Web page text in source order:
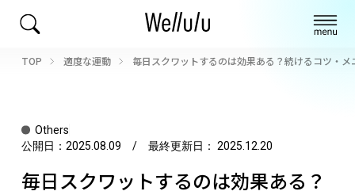
TOP 適度な運動 毎日スクワットするのは効果ある？続けるコツ・
Others
公開日： 2025.08.09 / 最終更新日： 2025.12.20
毎日スクワットするのは効果ある？